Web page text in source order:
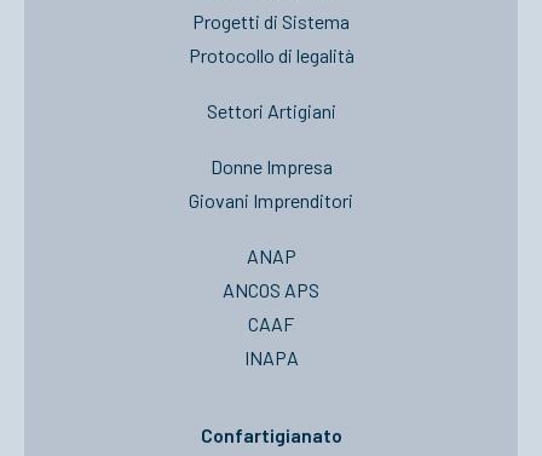
Progetti di Sistema
Protocollo di legalità
Settori Artigiani
Donne Impresa
Giovani Imprenditori
ANAP
ANCOS APS
CAAF
INAPA
Confartigianato